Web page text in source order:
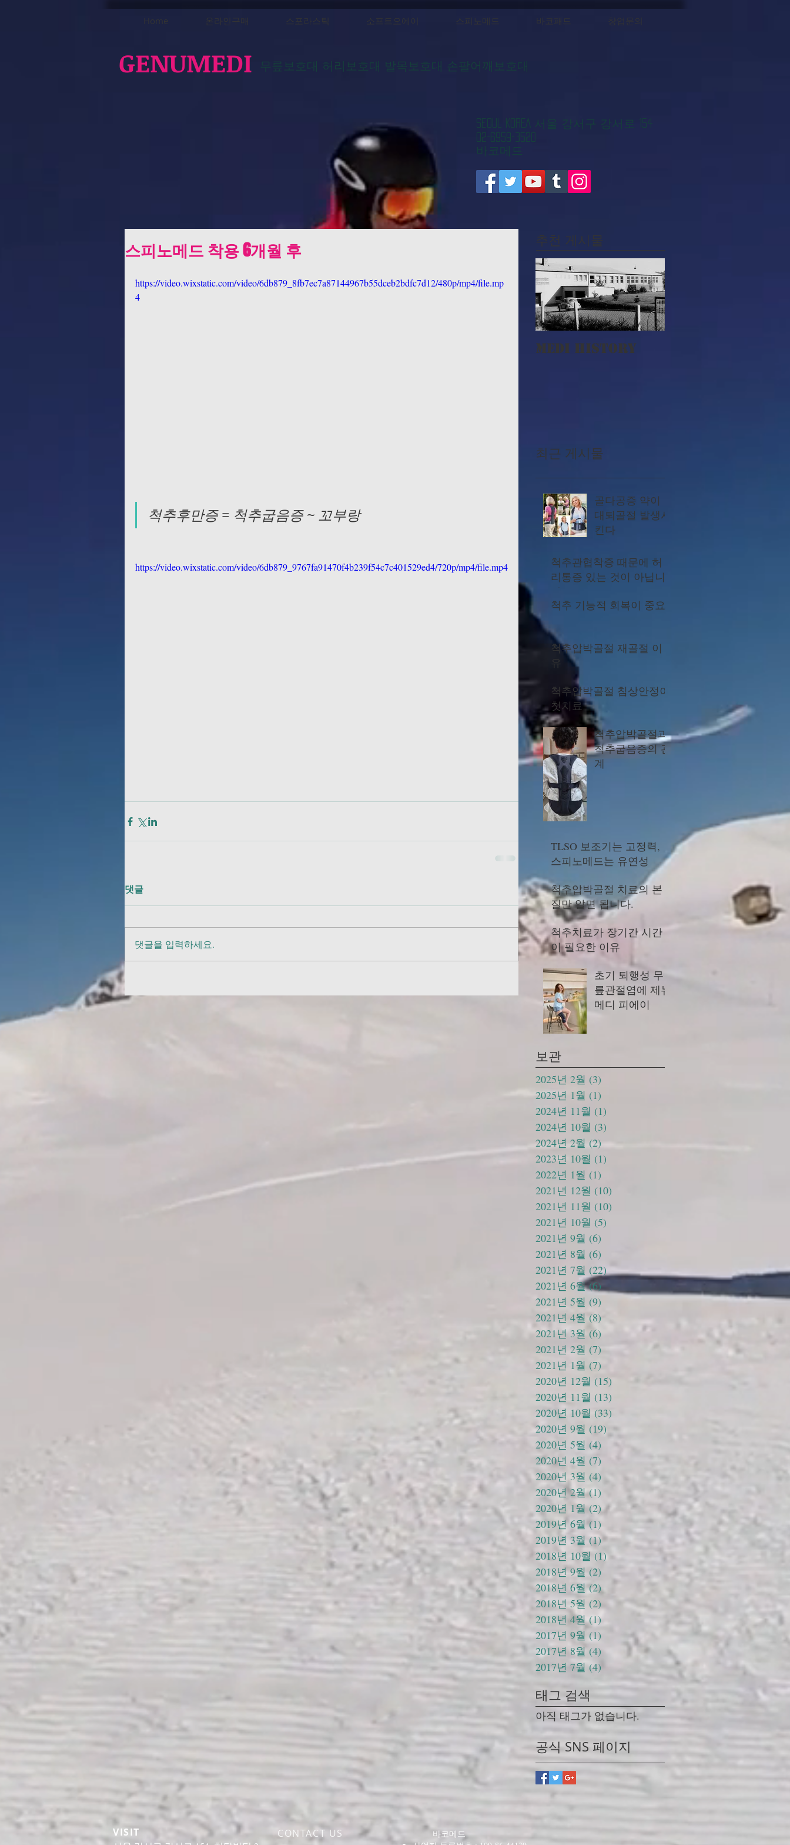
Home
GENUMEDI 무릎보호대 허리보호대 발목보호대 손팔어깨보호대
​Seoul KOREA 서울 강서구 강서로 154
02-6959-3520
​바코메드
스피노메드 착용 6개월 후
https://video.wixstatic.com/video/6db879_8fb7ec7a87144967b55dceb2bdfc7d12/480p/mp4/file.mp
4
척추후만증 = 척추굽음증 ~ 꼬부랑
https://video.wixstatic.com/video/6db879_9767fa91470f4b239f54c7c401529ed4/720p/mp4/file.mp4
댓글
댓글을 입력하세요.
추천 게시물
MEDI History
최근 게시물
골다공증 약이
대퇴골절 발생시
킨다
척추관협착증 때문에 허
리통증 있는 것이 아닙니
다
척추 기능적 회복이 중요
척추압박골절 재골절 이
유
척추압박골절 침상안정이
첫치료
척추압박골절과
척추굽음증의 관
계
TLSO 보조기는 고정력,
스피노메드는 유연성
척추압박골절 치료의 본
질만 알면 됩니다.
척추치료가 장기간 시간
이 필요한 이유
초기 퇴행성 무
릎관절염에 제뉴
메디 피에이
보관
2025년 2월 (3)
2025년 1월 (1)
2024년 11월 (1)
2024년 10월 (3)
2024년 2월 (2)
2023년 10월 (1)
2022년 1월 (1)
2021년 12월 (10)
2021년 11월 (10)
2021년 10월 (5)
2021년 9월 (6)
2021년 8월 (6)
2021년 7월 (22) 게시물 22개
2021년 6월 (6)게시물 6개
2021년 5월 (9) 게시물 9개
2021년 4월 (8)
2021년 3월 (6) 게시물 6개
2021년 2월 (7)
2021년 1월 (7)
2020년 12월 (15)
2020년 11월 (13)
2020년 10월 (33)
2020년 9월 (19) 게시물 19개
2020년 5월 (4) 게시물 4개
2020년 4월 (7)
2020년 3월 (4) 게시물 4개
2020년 2월 (1) 게시물 1개
2020년 1월 (2) 게시물 2개
2019년 6월 (1) 게시물 1개
2019년 3월 (1)게시물 1개
2018년 10월 (1)게시물 1개
2018년 9월 (2)
2018년 6월 (2)게시물 2개
2018년 5월 (2) 게시물 2개
2018년 4월 (1)게시물 1개
2017년 9월 (1) 게시물 1개
2017년 8월 (4) 게시물 4개
2017년 7월 (4) 게시물 4개
태그 검색
아직 태그가 없습니다.
공식 SNS 페이지
VISIT CONTACT US
바코메드